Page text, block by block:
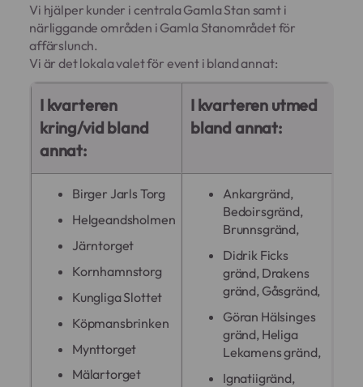
Vi hjälper kunder i centrala Gamla Stan samt i
närliggande områden i Gamla Stanområdet för
affärslunch.
Vi är det lokala valet för event i bland annat:
I kvarteren
kring/vid bland
annat:
I kvarteren utmed
bland annat:
Birger Jarls Torg
Helgeandsholmen
Järntorget
Kornhamnstorg
Kungliga Slottet
Köpmansbrinken
Mynttorget
Mälartorget
Ankargränd,
Bedoirsgränd,
Brunnsgränd,
Didrik Ficks
gränd, Drakens
gränd, Gåsgränd,
Göran Hälsinges
gränd, Heliga
Lekamens gränd,
Ignatiigränd,